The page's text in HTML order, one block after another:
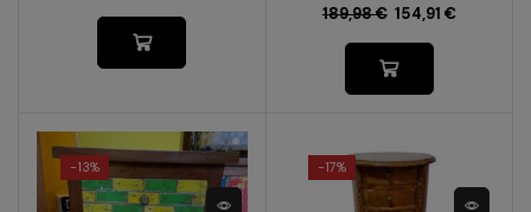
189,98€ 154,91 €
-13% -17%